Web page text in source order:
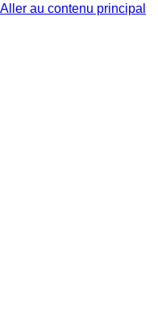
Aller au contenu principal